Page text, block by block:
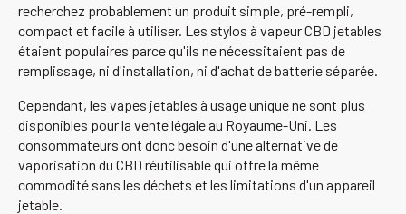
recherchez probablement un produit simple, pré-rempli,
compact et facile à utiliser. Les stylos à vapeur CBD jetables
étaient populaires parce qu'ils ne nécessitaient pas de
remplissage, ni d'installation, ni d'achat de batterie séparée.
Cependant, les vapes jetables à usage unique ne sont plus
disponibles pour la vente légale au Royaume-Uni. Les
consommateurs ont donc besoin d'une alternative de
vaporisation du CBD réutilisable qui offre la même
commodité sans les déchets et les limitations d'un appareil
jetable.